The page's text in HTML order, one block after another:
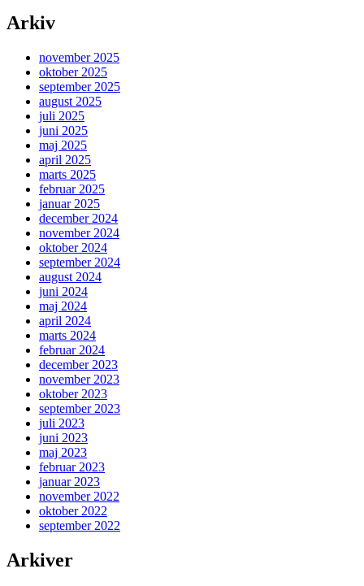
Arkiv
november 2025
oktober 2025
september 2025
august 2025
juli 2025
juni 2025
maj 2025
april 2025
marts 2025
februar 2025
januar 2025
december 2024
november 2024
oktober 2024
september 2024
august 2024
juni 2024
maj 2024
april 2024
marts 2024
februar 2024
december 2023
november 2023
oktober 2023
september 2023
juli 2023
juni 2023
maj 2023
februar 2023
januar 2023
november 2022
oktober 2022
september 2022
Arkiver